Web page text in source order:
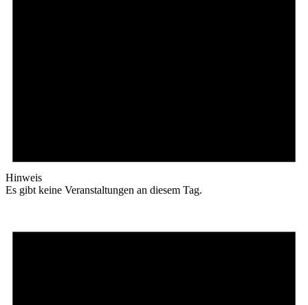
Hinweis
Es gibt keine Veranstaltungen an diesem Tag.